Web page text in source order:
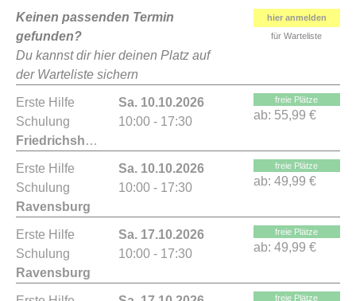
Keinen passenden Termin
gefunden?
Du kannst dir hier deinen Platz auf
der Warteliste sichern
hier anmelden
für Warteliste
Erste Hilfe
Schulung
Friedrichshafen
Sa. 10.10.2026
10:00 - 17:30
freie Plätze
ab: 55,99 €
Erste Hilfe
Schulung
Ravensburg
Sa. 10.10.2026
10:00 - 17:30
freie Plätze
ab: 49,99 €
Erste Hilfe
Schulung
Ravensburg
Sa. 17.10.2026
10:00 - 17:30
freie Plätze
ab: 49,99 €
freie Plätze